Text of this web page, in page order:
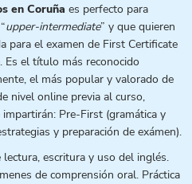
en Coruña es perfecto para
upper-intermediate” y que quieren
para el examen de First Certificate
Es el título más reconocido
el más popular y valorado de
nivel online previa al curso,
Pre-First (gramática y
y preparación de exámen).
escritura y uso del inglés.
de comprensión oral. Práctica